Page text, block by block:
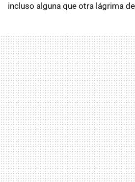
incluso alguna que otra lágrima